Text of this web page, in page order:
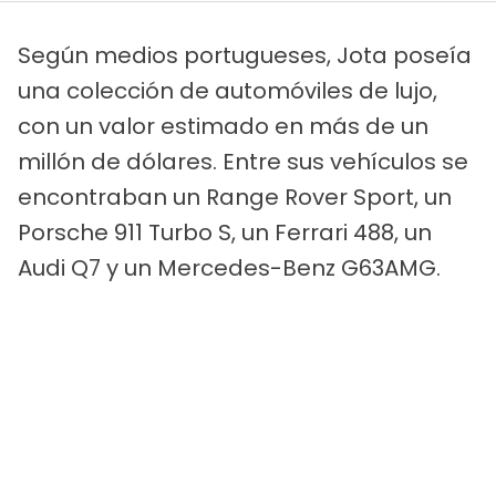
Según medios portugueses, Jota poseía
una colección de automóviles de lujo,
con un valor estimado en más de un
millón de dólares. Entre sus vehículos se
encontraban un Range Rover Sport, un
Porsche 911 Turbo S, un Ferrari 488, un
Audi Q7 y un Mercedes-Benz G63AMG.